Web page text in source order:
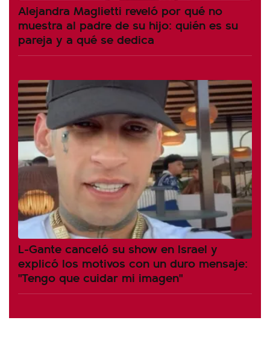
Alejandra Maglietti reveló por qué no
muestra al padre de su hijo: quién es su
pareja y a qué se dedica
L-Gante canceló su show en Israel y
explicó los motivos con un duro mensaje:
"Tengo que cuidar mi imagen"